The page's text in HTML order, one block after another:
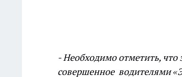
- Необходимо отметить, что
совершенное водителями